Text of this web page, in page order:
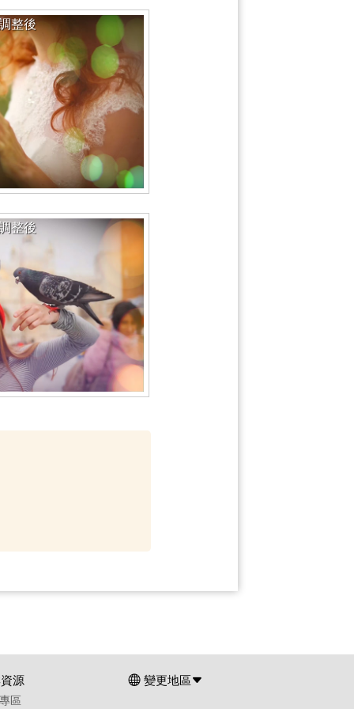
整後
整後
源
區
變更地區